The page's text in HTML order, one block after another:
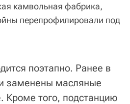
камвольная фабрика,
перепрофилировали под
поэтапно. Ранее в
заменены масляные
Кроме того, подстанцию